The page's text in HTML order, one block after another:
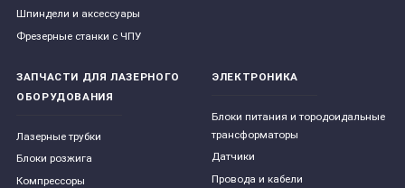
Шпиндели и аксессуары
Фрезерные станки с ЧПУ
ЗАПЧАСТИ ДЛЯ ЛАЗЕРНОГО
ОБОРУДОВАНИЯ
Лазерные трубки
Блоки розжига
Компрессоры
ЭЛЕКТРОНИКА
Блоки питания и тородоидальные
трансформаторы
Датчики
Провода и кабели